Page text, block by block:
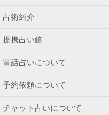
占術紹介
提携占い館
電話占いについて
予約依頼について
チャット占いについて